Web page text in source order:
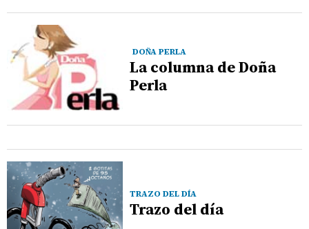
DOÑA PERLA
La columna de Doña
Perla
TRAZO DEL DÍA
Trazo del día